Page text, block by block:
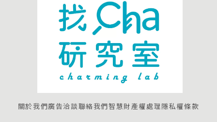
關於我們廣告洽談聯絡我們智慧財產權處理隱私權條款